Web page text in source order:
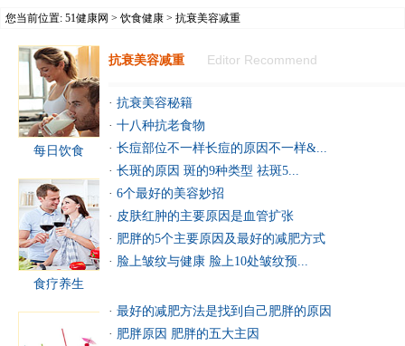
您当前位置: 51健康网 > 饮食健康 > 抗衰美容减重
每日饮食
食疗养生
抗衰美容减重 Editor Recommend
· 抗衰美容秘籍
· 十八种抗老食物
· 长痘部位不一样长痘的原因不一样&...
· 长斑的原因 斑的9种类型 祛斑5...
· 6个最好的美容妙招
· 皮肤红肿的主要原因是血管扩张
· 肥胖的5个主要原因及最好的减肥方式
· 脸上皱纹与健康 脸上10处皱纹预...
· 最好的减肥方法是找到自己肥胖的原因
· 肥胖原因 肥胖的五大主因